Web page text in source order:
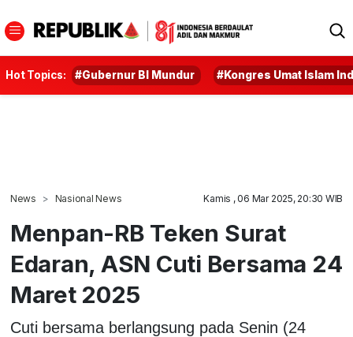
Hot Topics: #Gubernur BI Mundur #Kongres Umat Islam
News Nasional News Kamis , 06 Mar 2025, 20:30 WIB
Menpan-RB Teken Surat
Edaran, ASN Cuti Bersama 24
Maret 2025
Cuti bersama berlangsung pada Senin (24